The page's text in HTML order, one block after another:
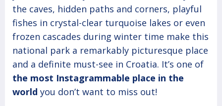
the caves, hidden paths and corners, playful
fishes in crystal-clear turquoise lakes or even
frozen cascades during winter time make this
national park a remarkably picturesque place
and a definite must-see in Croatia. It’s one of
the most Instagrammable place in the
world you don’t want to miss out!